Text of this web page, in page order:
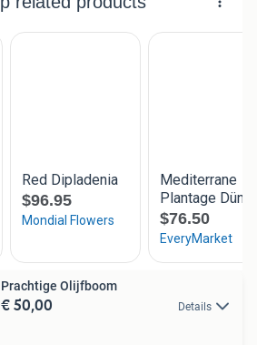
Prachtige Olijfboom
€ 50,00 Details